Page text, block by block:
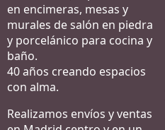
en encimeras, mesas y
murales de salón en piedra
y porcelánico para cocina y
baño.
40 años creando espacios
con alma.
Realizamos envíos y ventas